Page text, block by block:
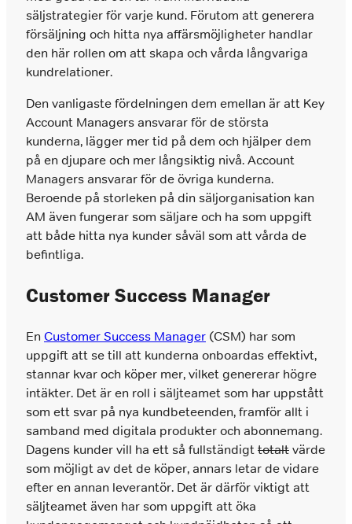
säljstrategier för varje kund. Förutom att generera
försäljning och hitta nya affärsmöjligheter handlar
den här rollen om att skapa och vårda långvariga
kundrelationer.
Den vanligaste fördelningen dem emellan är att Key
Account Managers ansvarar för de största
kunderna, lägger mer tid på dem och hjälper dem
på en djupare och mer långsiktig nivå. Account
Managers ansvarar för de övriga kunderna.
Beroende på storleken på din säljorganisation kan
AM även fungerar som säljare och ha som uppgift
att både hitta nya kunder såväl som att vårda de
befintliga.
Customer Success Manager
En Customer Success Manager (CSM) har som
uppgift att se till att kunderna onboardas effektivt,
stannar kvar och köper mer, vilket genererar högre
intäkter. Det är en roll i säljteamet som har uppstått
som ett svar på nya kundbeteenden, framför allt i
samband med digitala produkter och abonnemang.
Dagens kunder vill ha ett så fullständigttotaltvärde
som möjligt av det de köper, annars letar de vidare
efter en annan leverantör. Det är därför viktigt att
säljteamet även har som uppgift att öka